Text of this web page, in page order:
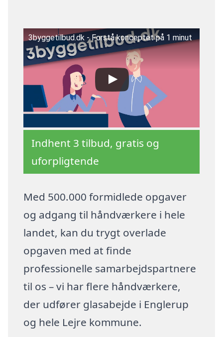
3byggetilbud.dk - Forstå konceptet på 1 minut
Indhent 3 tilbud, gratis og
uforpligtende
Med 500.000 formidlede opgaver
og adgang til håndværkere i hele
landet, kan du trygt overlade
opgaven med at finde
professionelle samarbejdspartnere
til os – vi har flere håndværkere,
der udfører glasabejde i Englerup
og hele Lejre kommune.